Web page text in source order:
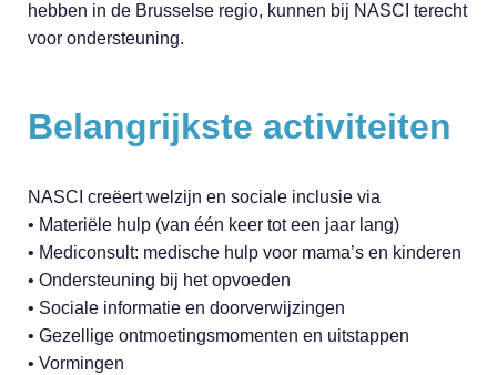
hebben in de Brusselse regio, kunnen bij NASCI terecht
voor ondersteuning.
Belangrijkste activiteiten
NASCI creëert welzijn en sociale inclusie via
• Materiële hulp (van één keer tot een jaar lang)
• Mediconsult: medische hulp voor mama’s en kinderen
• Ondersteuning bij het opvoeden
• Sociale informatie en doorverwijzingen
• Gezellige ontmoetingsmomenten en uitstappen
• Vormingen